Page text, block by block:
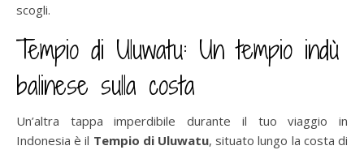
scogli.
Tempio di Uluwatu: Un tempio indù
balinese sulla costa
Un’altra tappa imperdibile durante il tuo viaggio in
Indonesia è il Tempio di Uluwatu, situato lungo la costa di